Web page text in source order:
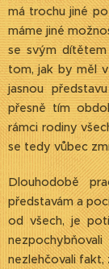
má trochu jiné
máme jiné
se svým
tom, jak by měl
jasnou
přesně tím
rámci rodiny
se tedy vůbec
Dlouhodobě
představám a
od všech, je
nezlehčovali fakt,